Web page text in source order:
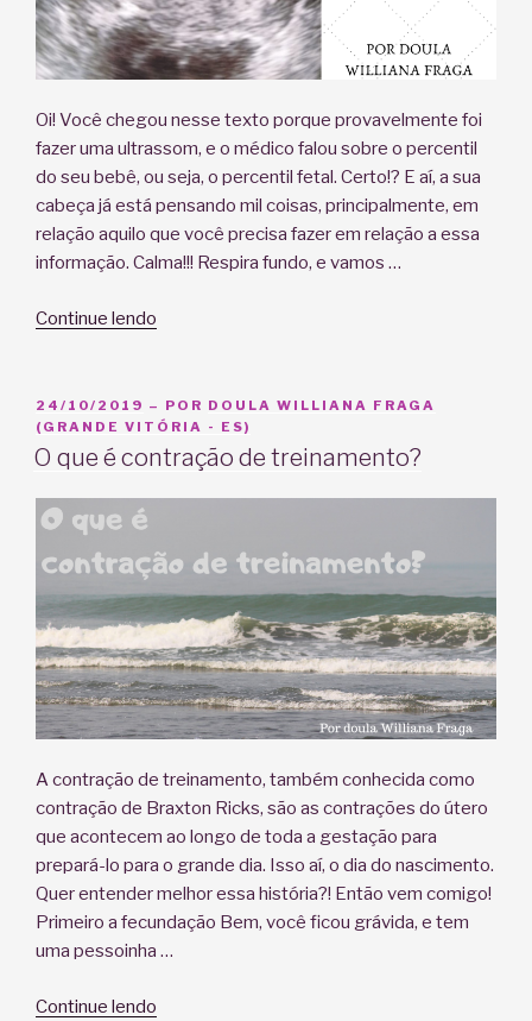
Oi! Você chegou nesse texto porque provavelmente foi
fazer uma ultrassom, e o médico falou sobre o percentil
do seu bebê, ou seja, o percentil fetal. Certo!? E aí, a sua
cabeça já está pensando mil coisas, principalmente, em
relação aquilo que você precisa fazer em relação a essa
informação. Calma!!! Respira fundo, e vamos …
Continue lendo
percentil
fetal?”
PUBLICADO
EM
24/10/2019 – POR DOULA WILLIANA FRAGA
(GRANDE VITÓRIA - ES)
O que é contração de treinamento?
A contração de treinamento, também conhecida como
contração de Braxton Ricks, são as contrações do útero
que acontecem ao longo de toda a gestação para
prepará-lo para o grande dia. Isso aí, o dia do nascimento.
Quer entender melhor essa história?! Então vem comigo!
Primeiro a fecundação Bem, você ficou grávida, e tem
uma pessoinha …
Continue lendo